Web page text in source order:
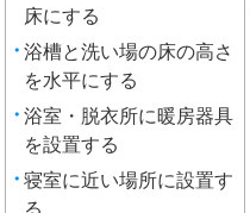
床にする
浴槽と洗い場の床の高さ
を水平にする
浴室・脱衣所に暖房器具
を設置する
寝室に近い場所に設置す